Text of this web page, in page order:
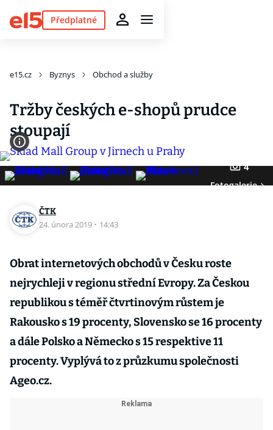
Předplatné
e15.cz Byznys Obchod a služby
Tržby českých e-shopů prudce
stoupají
4
Fotogalerie
ČTK
24. února 2019 · 14:43
Obrat internetových obchodů v Česku roste
nejrychleji v regionu střední Evropy. Za Českou
republikou s téměř čtvrtinovým růstem je
Rakousko s 19 procenty, Slovensko se 16 procenty
a dále Polsko a Německo s 15 respektive 11
procenty. Vyplývá to z průzkumu společnosti
Ageo.cz.